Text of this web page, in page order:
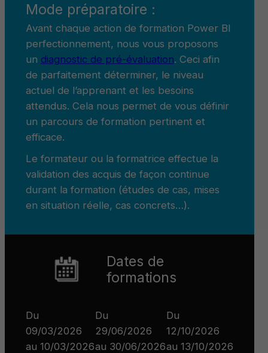
Mode préparatoire :
Avant chaque action de formation Power BI
perfectionnement, nous vous proposons
un diagnostic de pré-évaluation. Ceci afin
de parfaitement déterminer, le niveau
actuel de l’apprenant et les besoins
attendus. Cela nous permet de vous définir
un parcours de formation pertinent et
efficace.
Le formateur ou la formatrice effectue la
validation des acquis de façon continue
durant la formation (études de cas, mises
en situation réelle, cas concrets…).
Dates de
formations
Du
09/03/2026
au 10/03/2026
Du
29/06/2026
au 30/06/2026
Du
12/10/2026
au 13/10/2026